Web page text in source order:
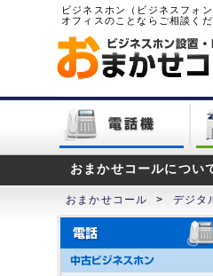
ビジネスホン（ビジネスフォ
オフィスのことならご相談くだ
おまかせコールについ
おまかせコール > デジタ